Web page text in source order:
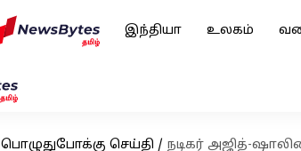
இந்தியா உலகம்
பொழுதுபோக்கு செய்தி / நடிகர் அஜித்-